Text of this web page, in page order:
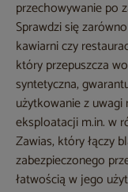
przechowywanie po
Sprawdzi się
kawiarni czy
który przepuszcza
syntetyczna,
użytkowanie z uwagi
eksploatacji m.in. w
Zawias, który łączy
zabezpieczonego
łatwością w jego